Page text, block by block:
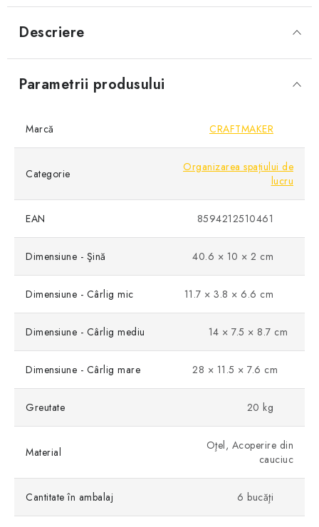
Descriere
Parametrii produsului
Marcă CRAFTMAKER
Categorie
Organizarea spațiului de
lucru
EAN 8594212510461
Dimensiune - Şină 40.6 × 10 × 2 cm
Dimensiune - Cârlig mic 11.7 × 3.8 × 6.6 cm
Dimensiune - Cârlig mediu 14 × 7.5 × 8.7 cm
Dimensiune - Cârlig mare 28 × 11.5 × 7.6 cm
Greutate 20 kg
Material
Oţel, Acoperire din
cauciuc
Cantitate în ambalaj 6 bucăţi